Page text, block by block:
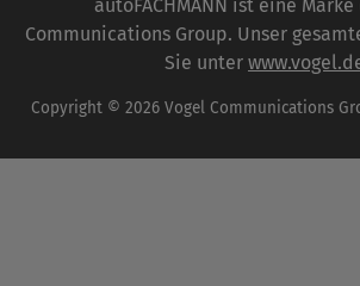
autoFACHMANN ist eine
Communications Group. Unser
Sie unter
Copyright © 2026 Vogel Communications